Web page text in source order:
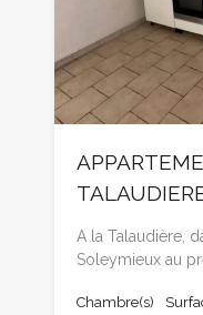
A la Talaudière,
Soleymieux au
Chambre(s)